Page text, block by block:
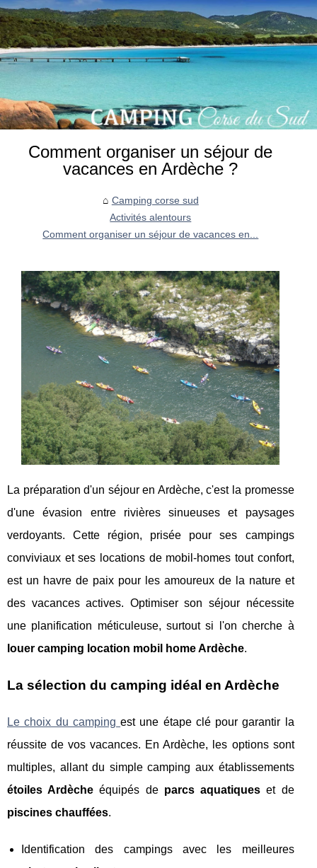
Comment organiser un séjour de
vacances en Ardèche ?
Camping corse sud
Activités alentours
Comment organiser un séjour de vacances en...
La préparation d'un séjour en Ardèche, c'est la promesse
d'une évasion entre rivières sinueuses et paysages
verdoyants. Cette région, prisée pour ses campings
conviviaux et ses locations de mobil-homes tout confort,
est un havre de paix pour les amoureux de la nature et
des vacances actives. Optimiser son séjour nécessite
une planification méticuleuse, surtout si l'on cherche à
louer camping location mobil home Ardèche.
La sélection du camping idéal en Ardèche
Le choix du campingest une étape clé pour garantir la
réussite de vos vacances. En Ardèche, les options sont
multiples, allant du simple camping aux établissements
étoiles Ardèche équipés de parcs aquatiques et de
piscines chauffées.
Identification des campings avec les meilleures